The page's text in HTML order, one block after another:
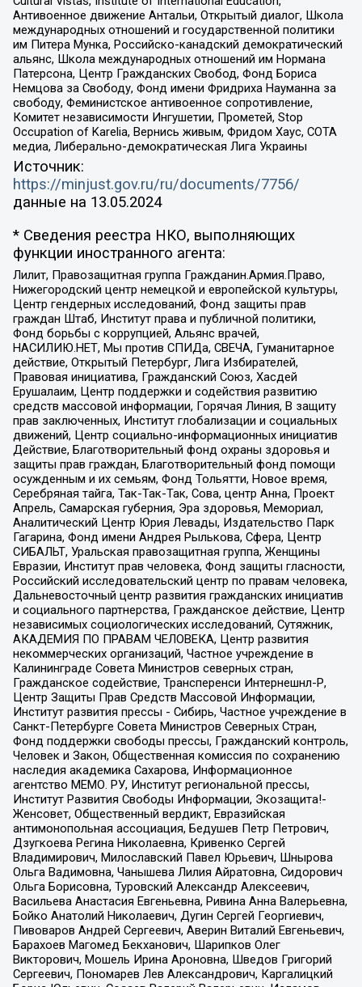
Антивоенное движение Антальи, Открытый диалог, Школа
международных отношений и государственной политики
им Питера Мунка, Российско-канадский демократический
альянс, Школа международных отношений им Нормана
Патерсона, Центр Гражданских Свобод, Фонд Бориса
Немцова за Свободу, Фонд имени Фридриха Науманна за
свободу, Феминистское антивоенное сопротивление,
Комитет независимости Ингушетии, Прометей, Stop
Occupation of Karelia, Вернись живым, Фридом Хаус, СОТА
медиа, Либерально-демократическая Лига Украины
Источник:
https://minjust.gov.ru/ru/documents/7756/
данные на 13.05.2024
* Сведения реестра НКО, выполняющих
функции иностранного агента:
Лилит, Правозащитная группа Гражданин.Армия.Право,
Нижегородский центр немецкой и европейской культуры,
Центр гендерных исследований, Фонд защиты прав
граждан Штаб, Институт права и публичной политики,
Фонд борьбы с коррупцией, Альянс врачей,
НАСИЛИЮ.НЕТ, Мы против СПИДа, СВЕЧА, Гуманитарное
действие, Открытый Петербург, Лига Избирателей,
Правовая инициатива, Гражданский Союз, Хасдей
Ерушалаим, Центр поддержки и содействия развитию
средств массовой информации, Горячая Линия, В защиту
прав заключенных, Институт глобализации и социальных
движений, Центр социально-информационных инициатив
Действие, Благотворительный фонд охраны здоровья и
защиты прав граждан, Благотворительный фонд помощи
осужденным и их семьям, Фонд Тольятти, Новое время,
Серебряная тайга, Так-Так-Так, Сова, центр Анна, Проект
Апрель, Самарская губерния, Эра здоровья, Мемориал,
Аналитический Центр Юрия Левады, Издательство Парк
Гагарина, Фонд имени Андрея Рылькова, Сфера, Центр
СИБАЛЬТ, Уральская правозащитная группа, Женщины
Евразии, Институт прав человека, Фонд защиты гласности,
Российский исследовательский центр по правам человека,
Дальневосточный центр развития гражданских инициатив
и социального партнерства, Гражданское действие, Центр
независимых социологических исследований, Сутяжник,
АКАДЕМИЯ ПО ПРАВАМ ЧЕЛОВЕКА, Центр развития
некоммерческих организаций, Частное учреждение в
Калининграде Совета Министров северных стран,
Гражданское содействие, Трансперенси Интернешнл-Р,
Центр Защиты Прав Средств Массовой Информации,
Институт развития прессы - Сибирь, Частное учреждение в
Санкт-Петербурге Совета Министров Северных Стран,
Фонд поддержки свободы прессы, Гражданский контроль,
Человек и Закон, Общественная комиссия по сохранению
наследия академика Сахарова, Информационное
агентство МЕМО. РУ, Институт региональной прессы,
Институт Развития Свободы Информации, Экозащита!-
Женсовет, Общественный вердикт, Евразийская
антимонопольная ассоциация, Бедушев Петр Петрович,
Дзугкоева Регина Николаевна, Кривенко Сергей
Владимирович, Милославский Павел Юрьевич, Шнырова
Ольга Вадимовна, Чанышева Лилия Айратовна, Сидорович
Ольга Борисовна, Туровский Александр Алексеевич,
Васильева Анастасия Евгеньевна, Ривина Анна Валерьевна,
Бойко Анатолий Николаевич, Дугин Сергей Георгиевич,
Пивоваров Андрей Сергеевич, Аверин Виталий Евгеньевич,
Барахоев Магомед Бекханович, Шарипков Олег
Викторович, Мошель Ирина Ароновна, Шведов Григорий
Сергеевич, Пономарев Лев Александрович, Каргалицкий